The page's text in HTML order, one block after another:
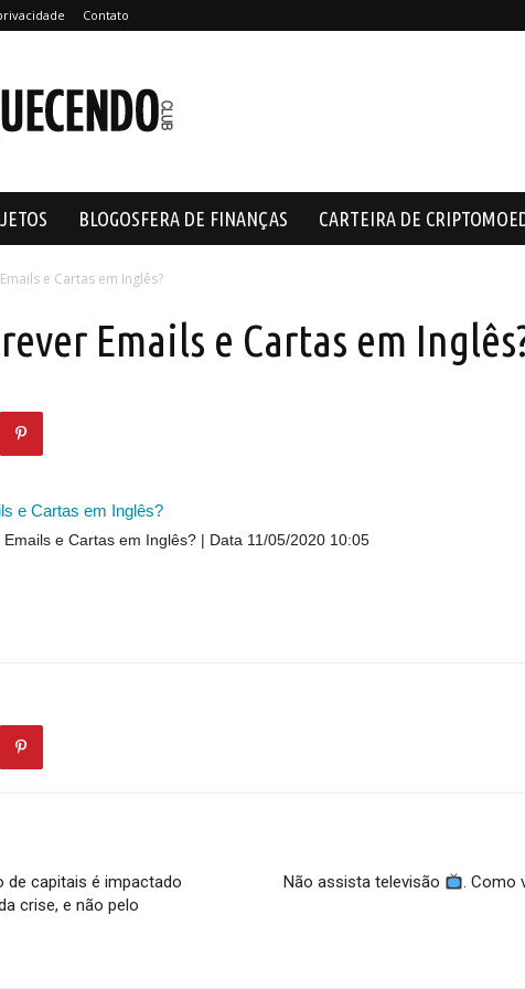
Contato
BLOGOSFERA DE FINANÇAS CARTEIRA DE
e Cartas em Inglês?
Emails e Cartas em
e Cartas em Inglês?
e Cartas em Inglês? Data 11/05/2020 10:05
de capitais é impactado
crise, e não pelo
Não assista televisão
. Como